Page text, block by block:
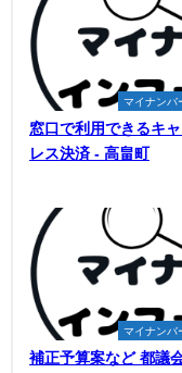
マイナンバ
窓口で利用できるキ
レス決済 - 高畠町
マイナンバ
補正予算案など 都議